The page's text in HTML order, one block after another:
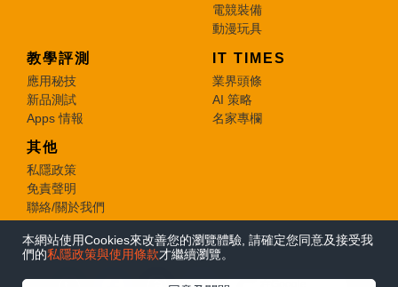
本網站使用Cookies來改善您的瀏覽體驗, 請確定您同意及接受我
們的私隱政策與使用條款才繼續瀏覽。
電競裝備
動漫玩具
教學評測
應用秘技
新品測試
Apps 情報
IT TIMES
業界頭條
AI 策略
名家專欄
其他
私隱政策
免責聲明
聯絡/關於我們
© 2026 e-zone. All Rights Reserved.